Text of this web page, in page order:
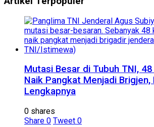
Mutasi Besar di Tubuh TNI,
Naik Pangkat Menjadi
Lengkapnya
0 shares
Share 0 Tweet 0